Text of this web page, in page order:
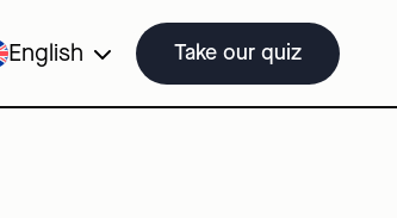
English Take our quiz